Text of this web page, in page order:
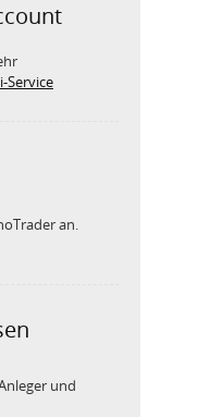
Service
an.
und